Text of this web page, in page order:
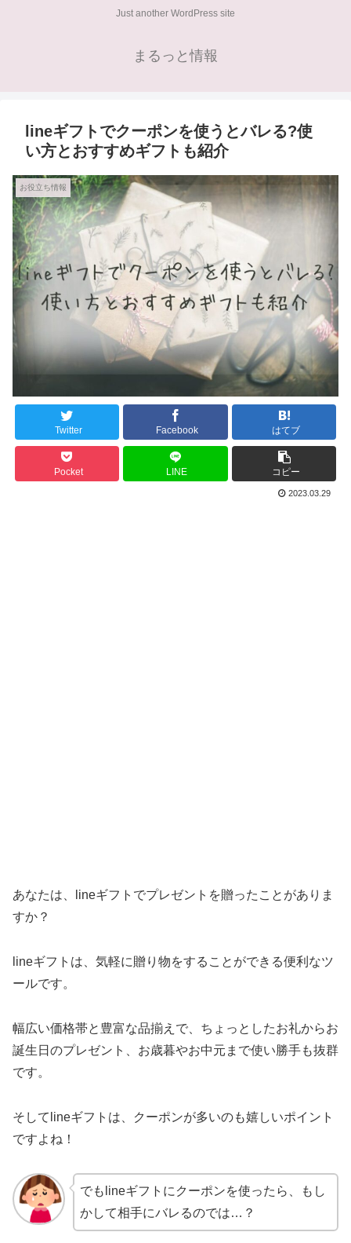
Just another WordPress site
まるっと情報
lineギフトでクーポンを使うとバレる?使
い方とおすすめギフトも紹介
お役立ち情報
Twitter Facebook はてブ
Pocket LINE コピー
2023.03.29
あなたは、lineギフトでプレゼントを贈ったことがありま
すか？
lineギフトは、気軽に贈り物をすることができる便利なツ
ールです。
幅広い価格帯と豊富な品揃えで、ちょっとしたお礼からお
誕生日のプレゼント、お歳暮やお中元まで使い勝手も抜群
です。
そしてlineギフトは、クーポンが多いのも嬉しいポイント
ですよね！
でもlineギフトにクーポンを使ったら、もし
かして相手にバレるのでは…？